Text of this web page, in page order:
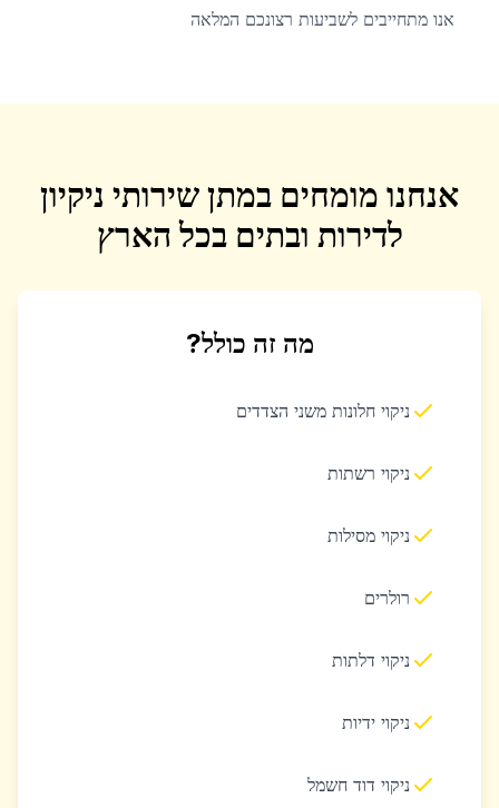
אנו מתחייבים לשביעות רצונכם המלאה
אנחנו מומחים במתן שירותי ניקיון
לדירות ובתים בכל הארץ
מה זה כולל?
ניקוי חלונות משני הצדדים
ניקוי רשתות
ניקוי מסילות
רולרים
ניקוי דלתות
ניקוי ידיות
ניקוי דוד חשמל